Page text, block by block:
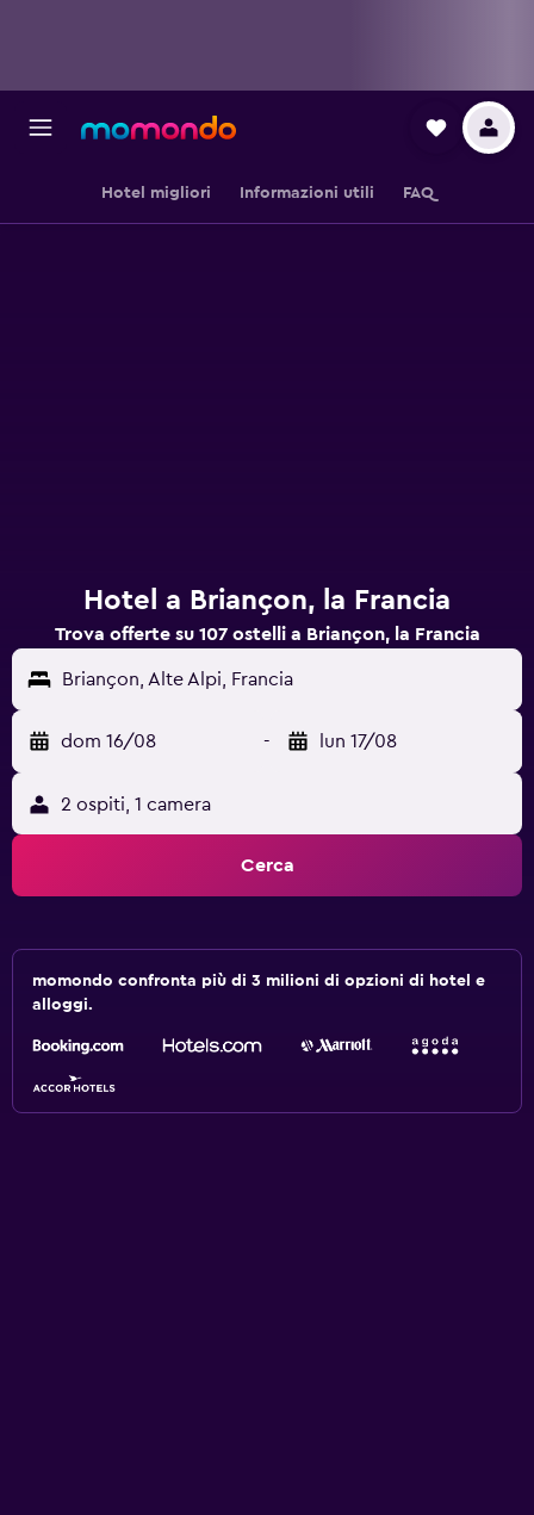
Hotel migliori Informazioni utili FAQ
Hotel a Briançon, la Francia
Trova offerte su 107 ostelli a Briançon, la Francia
Briançon, Alte Alpi, Francia
dom 16/08 - lun 17/08
2 ospiti, 1 camera
Cerca
momondo confronta più di 3 milioni di opzioni di hotel e
alloggi.